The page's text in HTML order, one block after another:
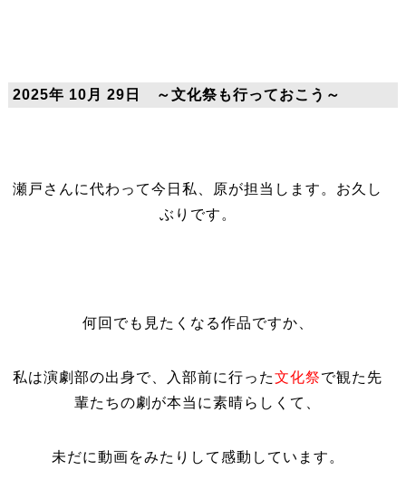
2025年 10月 29日 ～文化祭も行っておこう～
瀬戸さんに代わって今日私、原が担当します。お久し
ぶりです。
何回でも見たくなる作品ですか、
私は演劇部の出身で、入部前に行った文化祭で観た先
輩たちの劇が本当に素晴らしくて、
未だに動画をみたりして感動しています。